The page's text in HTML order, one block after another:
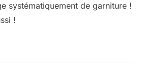
systématiquement de garniture !
!